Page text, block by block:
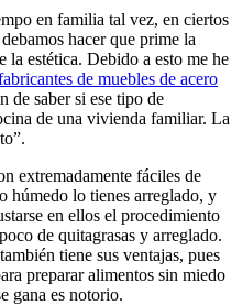
en familia tal vez, en ciertos
hacer que prime la
la estética. Debido a esto me he
de muebles de acero
de saber si ese tipo de
de una vivienda familiar. La
extremadamente fáciles de
húmedo lo tienes arreglado, y
en ellos el procedimiento
de quitagrasas y arreglado.
tiene sus ventajas, pues
preparar alimentos sin miedo
gana es notorio.